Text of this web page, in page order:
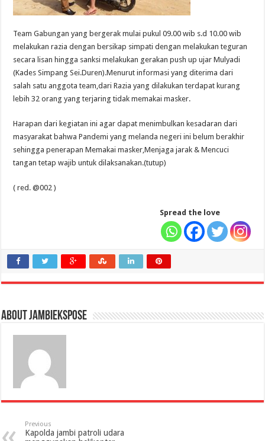
Team Gabungan yang bergerak mulai pukul 09.00 wib s.d 10.00 wib
melakukan razia dengan bersikap simpati dengan melakukan teguran
secara lisan hingga sanksi melakukan gerakan push up ujar Mulyadi
(Kades Simpang Sei.Duren).Menurut informasi yang diterima dari
salah satu anggota team,dari Razia yang dilakukan terdapat kurang
lebih 32 orang yang terjaring tidak memakai masker.
Harapan dari kegiatan ini agar dapat menimbulkan kesadaran dari
masyarakat bahwa Pandemi yang melanda negeri ini belum berakhir
sehingga penerapan Memakai masker,Menjaga jarak & Mencuci
tangan tetap wajib untuk dilaksanakan.(tutup)
( red. @002 )
Spread the love
About jambiekspose
Previous
Kapolda jambi patroli udara